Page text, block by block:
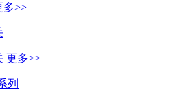
多>>
更多>>
列